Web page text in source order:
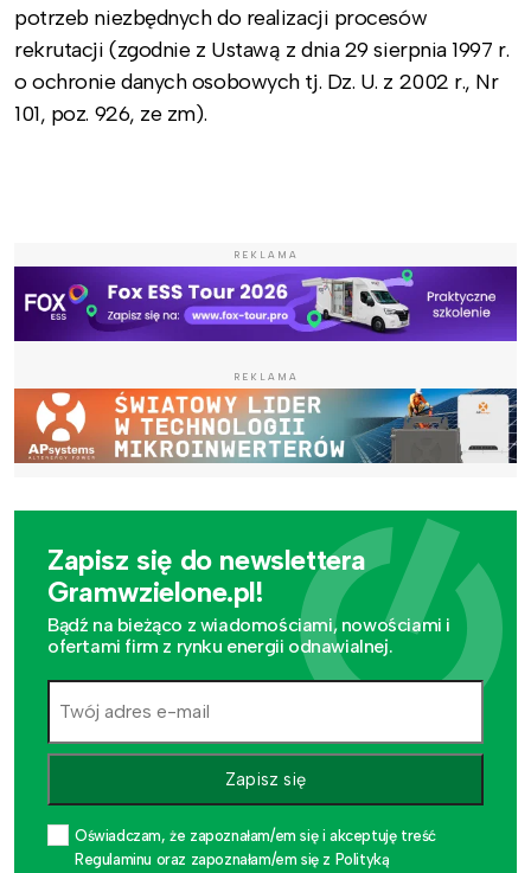
potrzeb niezbędnych do realizacji procesów
rekrutacji (zgodnie z Ustawą z dnia 29 sierpnia 1997 r.
o ochronie danych osobowych tj. Dz. U. z 2002 r., Nr
101, poz. 926, ze zm).
REKLAMA
REKLAMA
Zapisz się do newslettera
Gramwzielone.pl!
Bądź na bieżąco z wiadomościami, nowościami i
ofertami firm z rynku energii odnawialnej.
Zapisz się
Oświadczam, że zapoznałam/em się i akceptuję treść
Regulaminu oraz zapoznałam/em się z Polityką